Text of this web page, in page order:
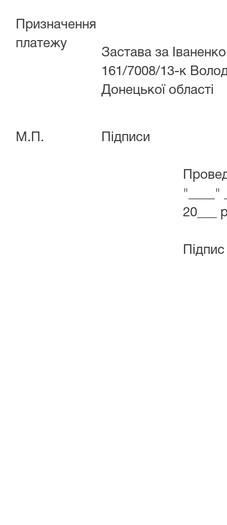
Призначення
платежу
Застава за
161/7008/13-к
Донецької області
М.П. Підписи
"____"
20___